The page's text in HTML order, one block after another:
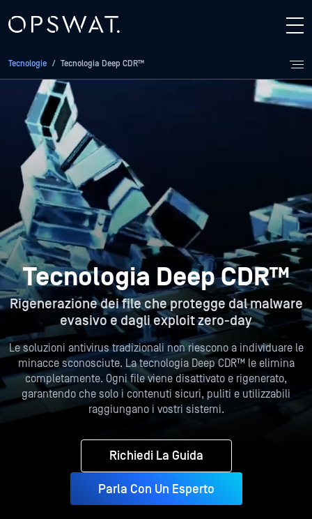
Tecnologie / Tecnologia Deep CDR™
Tecnologia Deep CDR™
Rigenerazione dei file che protegge dal malware
evasivo e dagli exploit zero-day
Le soluzioni antivirus tradizionali non riescono a individuare le
minacce sconosciute. La tecnologia Deep CDR™ le elimina
completamente. Ogni file viene disattivato e rigenerato,
garantendo che solo i contenuti sicuri, puliti e utilizzabili
raggiungano i vostri sistemi.
Richiedi La Guida
Parla Con Un Esperto